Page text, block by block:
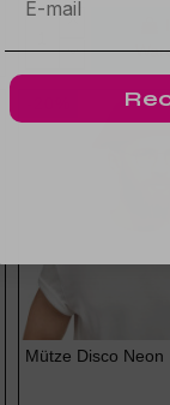
Mütze Disco Neon